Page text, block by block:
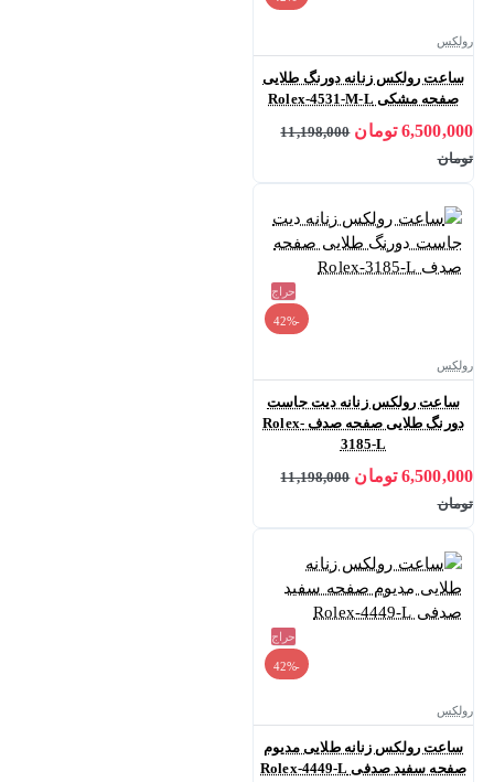
رولکس
ساعت رولکس زنانه دورنگ طلایی
صفحه مشکی Rolex-4531-M-L
6,500,000 تومان
11,198,000
تومان
حراج
-42%
رولکس
ساعت رولکس زنانه دیت جاست
دورنگ طلایی صفحه صدف Rolex-
3185-L
6,500,000 تومان
11,198,000
تومان
حراج
-42%
رولکس
ساعت رولکس زنانه طلایی مدیوم
صفحه سفید صدفی Rolex-4449-L